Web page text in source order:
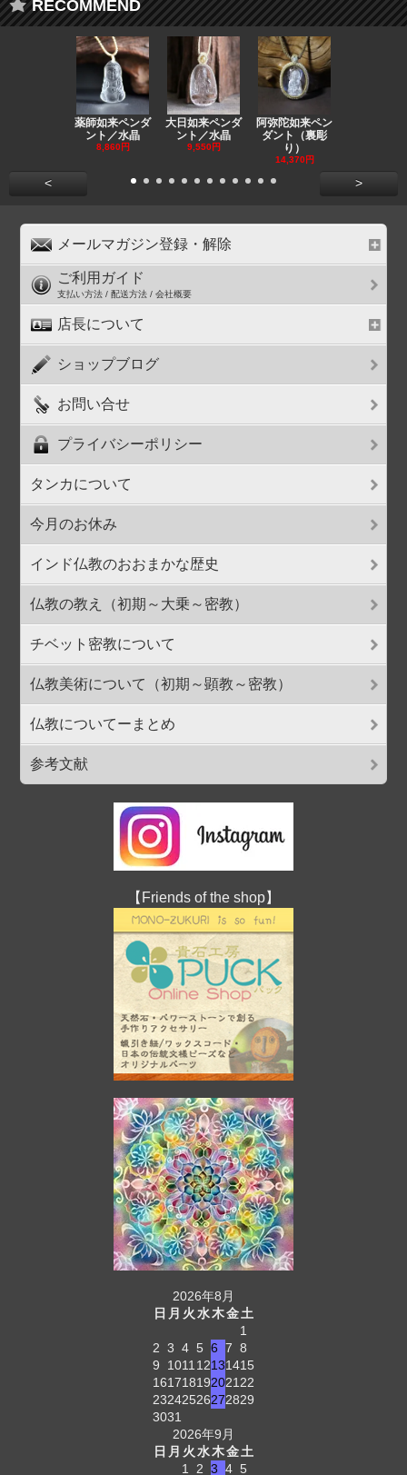
RECOMMEND
薬師如来ペンダ
ント／水晶
8,860円
大日如来ペンダ
ント／水晶
9,550円
阿弥陀如来ペン
ダント（裏彫
り）
14,370円
< >
メールマガジン登録・解除
ご利用ガイド
支払い方法 / 配送方法 / 会社概要
店長について
ショップブログ
お問い合せ
プライバシーポリシー
タンカについて
今月のお休み
インド仏教のおおまかな歴史
仏教の教え（初期～大乗～密教）
チベット密教について
仏教美術について（初期～顕教～密教）
仏教についてーまとめ
参考文献
【Friends of the shop】
2026年8月
日 月 火水木金土
1
2 3 4 5 6 7 8
9
1011 12131415
161718192021 22
23242526272829
3031
2026年9月
日 月 火水木金土
1
2 3 4 5